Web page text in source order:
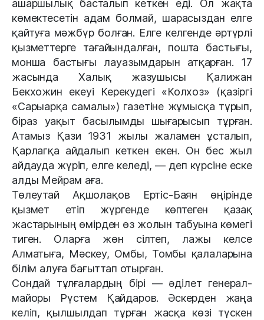
ашаршылық басталып кеткен еді. Ол жақта
көмектесетін адам болмай, шарасыздан елге
қайтуға мәжбүр болған. Елге келгенде әртүрлі
қызметтерге тағайындалған, пошта бастығы,
монша бастығы лауазымдарын атқарған. 17
жасында Халық жазушысы Қалижан
Бекхожин екеуі Керекудегі «Колхоз» (қазіргі
«Сарыарқа самалы») газетіне жұмысқа тұрып,
біраз уақыт басылымды шығарысып тұрған.
Атамыз Қази 1931 жылы жаламен ұсталып,
Қарлагқа айдалып кеткен екен. Он бес жыл
айдауда жүріп, елге келеді, — деп күрсіне еске
алды Мейрам аға.
Төлеутай Ақшолақов Ертіс-Баян өңірінде
қызмет етіп жүргенде көптеген қазақ
жастарының өмірден өз жолын табуына көмегі
тиген. Оларға жөн сілтеп, лажы келсе
Алматыға, Мәскеу, Омбы, Томбы қалаларына
білім алуға бағыттап отырған.
Сондай тұлғалардың бірі — әділет генерал-
майоры Рүстем Қайдаров. Әскерден жаңа
келіп, қылшылдап тұрған жасқа көзі түскен